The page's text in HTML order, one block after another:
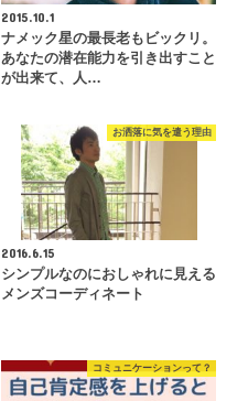
2015.10.1
ナメック星の最長老もビックリ。
あなたの潜在能力を引き出すこと
が出来て、人…
お洒落に気を遣う理由
2016.6.15
シンプルなのにおしゃれに見える
メンズコーディネート
コミュニケーションって？